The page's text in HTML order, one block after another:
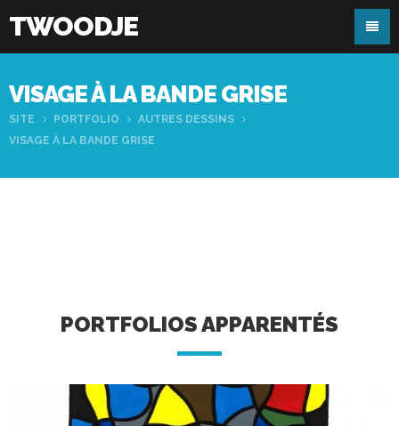
TWOODJE
VISAGE À LA BANDE GRISE
SITE PORTFOLIO
AUTRES DESSINS
VISAGE À LA BANDE GRISE
PORTFOLIOS APPARENTÉS